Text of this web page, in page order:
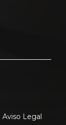
Aviso Legal